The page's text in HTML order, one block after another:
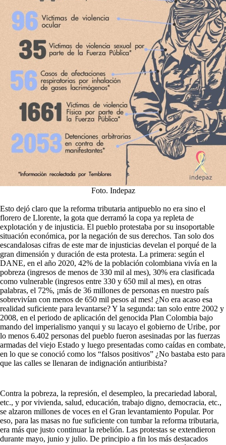
Foto. Indepaz
Esto dejó claro que la reforma tributaria antipueblo no era sino el
florero de Llorente, la gota que derramó la copa ya repleta de
explotación y de injusticia. El pueblo protestaba por su insoportable
situación económica, por la negación de sus derechos. Tan solo dos
escandalosas cifras de este mar de injusticias develan el porqué de la
gran dimensión y duración de esta protesta. La primera: según el
DANE, en el año 2020, 42% de la población colombiana vivía en la
pobreza (ingresos de menos de 330 mil al mes), 30% era clasificada
como vulnerable (ingresos entre 330 y 650 mil al mes), en otras
palabras, el 72%, ¡más de 36 millones de personas en nuestro país
sobrevivían con menos de 650 mil pesos al mes! ¿No era acaso esa
realidad suficiente para levantarse? Y la segunda: tan solo entre 2002 y
2008, en el periodo de aplicación del genocida Plan Colombia bajo
mando del imperialismo yanqui y su lacayo el gobierno de Uribe, por
lo menos 6.402 personas del pueblo fueron asesinadas por las fuerzas
armadas del viejo Estado y luego presentadas como caídas en combate,
en lo que se conoció como los “falsos positivos” ¿No bastaba esto para
que las calles se llenaran de indignación antiuribista?
Contra la pobreza, la represión, el desempleo, la precariedad laboral,
etc., y por vivienda, salud, educación, trabajo digno, democracia, etc.,
se alzaron millones de voces en el Gran levantamiento Popular. Por
eso, para las masas no fue suficiente con tumbar la reforma tributaria,
era más que justo continuar la rebelión. Las protestas se extendieron
durante mayo, junio y julio. De principio a fin los más destacados